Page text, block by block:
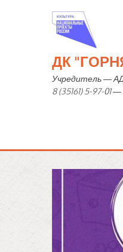
ДК
Учредитель —
8 (35161) 5-97-01